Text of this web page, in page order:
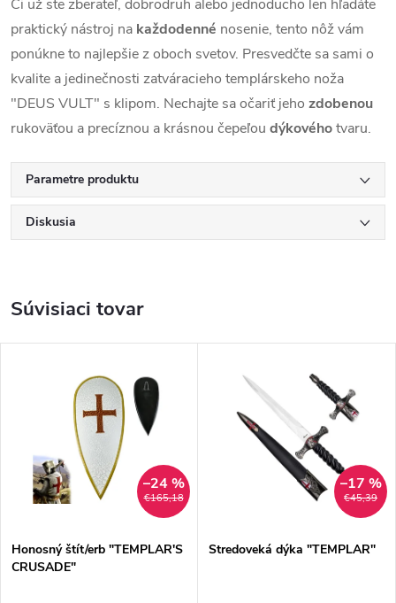
Či už ste zberateľ, dobrodruh alebo jednoducho len hľadáte
praktický nástroj na každodenné nosenie, tento nôž vám
ponúkne to najlepšie z oboch svetov. Presvedčte sa sami o
kvalite a jedinečnosti zatváracieho templárskeho noža
"DEUS VULT" s klipom. Nechajte sa očariť jeho zdobenou
rukoväťou a precíznou a krásnou čepeľou dýkovéhotvaru.
Parametre produktu
Diskusia
Súvisiaci tovar
€165,18
–24 %
Honosný štít/erb "TEMPLAR'S
CRUSADE"
€45,39
–17 %
Stredoveká dýka "TEMPLAR"